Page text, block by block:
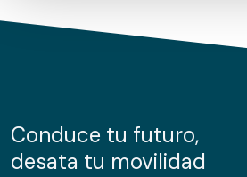
de cookies.
información sobre el uso que haga
nuestros partners de redes
Conduce tu futuro,
desata tu movilidad